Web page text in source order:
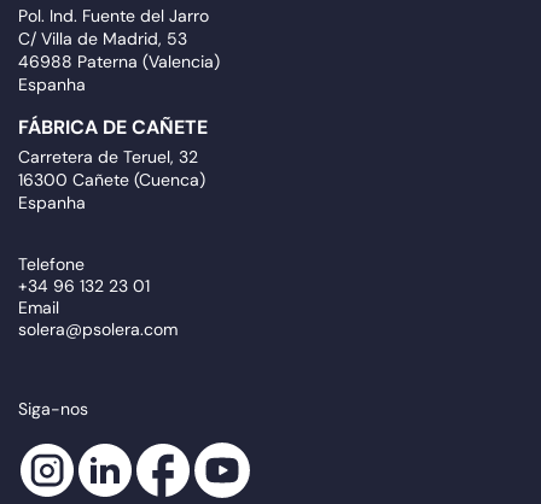
Pol. Ind. Fuente del Jarro
C/ Villa de Madrid, 53
46988 Paterna (Valencia)
Espanha
FÁBRICA DE CAÑETE
Carretera de Teruel, 32
16300 Cañete (Cuenca)
Espanha
Telefone
+34 96 132 23 01
Email
solera@psolera.com
Siga-nos